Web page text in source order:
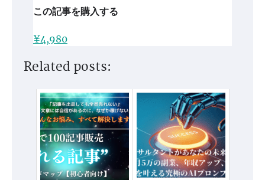
この記事を購入する
¥4,980
Related posts: